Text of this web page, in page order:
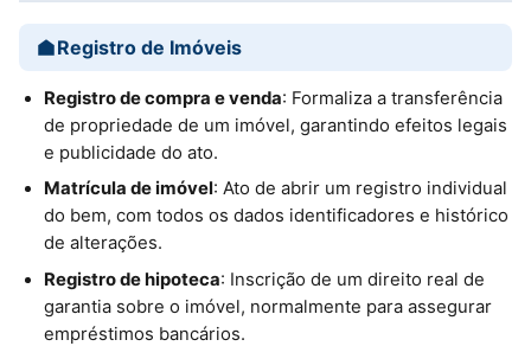
Registro de Imóveis
Registro de compra e venda: Formaliza a transferência
de propriedade de um imóvel, garantindo efeitos legais
e publicidade do ato.
Matrícula de imóvel: Ato de abrir um registro individual
do bem, com todos os dados identificadores e histórico
de alterações.
Registro de hipoteca: Inscrição de um direito real de
garantia sobre o imóvel, normalmente para assegurar
empréstimos bancários.